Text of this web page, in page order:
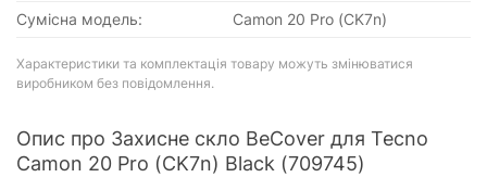
Сумісна модель:
Camon 20 Pro (CK7n)
Характеристики та комплектація товару можуть змінюватися
виробником без повідомлення.
Опис про Захисне скло BeCover для Tecno
Camon 20 Pro (CK7n) Black (709745)